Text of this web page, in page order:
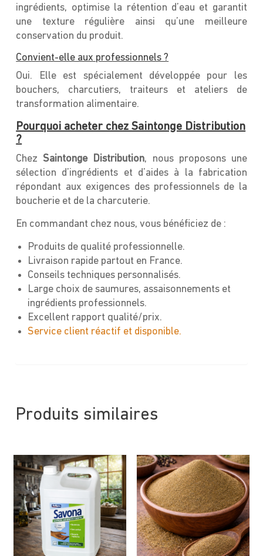
ingrédients, optimise la rétention d’eau et garantit
une texture régulière ainsi qu’une meilleure
conservation du produit.
Convient-elle aux professionnels ?
Oui. Elle est spécialement développée pour les
bouchers, charcutiers, traiteurs et ateliers de
transformation alimentaire.
Pourquoi acheter chez Saintonge Distribution
?
Chez Saintonge Distribution, nous proposons une
sélection d’ingrédients et d’aides à la fabrication
répondant aux exigences des professionnels de la
boucherie et de la charcuterie.
En commandant chez nous, vous bénéficiez de :
Produits de qualité professionnelle.
Livraison rapide partout en France.
Conseils techniques personnalisés.
Large choix de saumures, assaisonnements et
ingrédients professionnels.
Excellent rapport qualité/prix.
Service client réactif et disponible.
Produits similaires